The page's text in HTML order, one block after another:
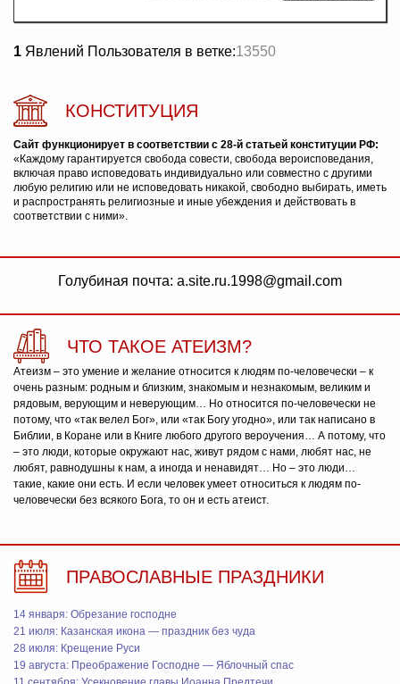
1 Явлений Пользователя в ветке:13550
КОНСТИТУЦИЯ
Сайт функционирует в соответствии с 28-й статьей конституции РФ:
«Каждому гарантируется свобода совести, свобода вероисповедания,
включая право исповедовать индивидуально или совместно с другими
любую религию или не исповедовать никакой, свободно выбирать, иметь
и распространять религиозные и иные убеждения и действовать в
соответствии с ними».
Голубиная почта: a.site.ru.1998@gmail.com
ЧТО ТАКОЕ АТЕИЗМ?
Атеизм – это умение и желание относится к людям по-человечески – к
очень разным: родным и близким, знакомым и незнакомым, великим и
рядовым, верующим и неверующим… Но относится по-человечески не
потому, что «так велел Бог», или «так Богу угодно», или так написано в
Библии, в Коране или в Книге любого другого вероучения… А потому, что
– это люди, которые окружают нас, живут рядом с нами, любят нас, не
любят, равнодушны к нам, а иногда и ненавидят… Но – это люди…
такие, какие они есть. И если человек умеет относиться к людям по-
человечески без всякого Бога, то он и есть атеист.
ПРАВОСЛАВНЫЕ ПРАЗДНИКИ
14 января: Обрезание господне
21 июля: Казанская икона — праздник без чуда
28 июля: Крещение Руси
19 августа: Преображение Господне — Яблочный спас